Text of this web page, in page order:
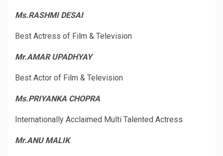
Ms.RASHMI DESAI
Best Actress of Film & Television
Mr.AMAR UPADHYAY
Best Actor of Film & Television
Ms.PRIYANKA CHOPRA
Internationally Acclaimed Multi Talented Actress
Mr.ANU MALIK